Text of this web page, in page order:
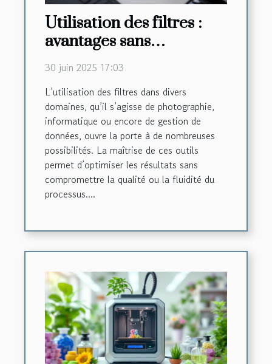
Utilisation des filtres :
avantages sans
surcharger
30 juin 2025 17:03
L’utilisation des filtres dans divers
domaines, qu’il s’agisse de photographie,
informatique ou encore de gestion de
données, ouvre la porte à de nombreuses
possibilités. La maîtrise de ces outils
permet d’optimiser les résultats sans
compromettre la qualité ou la fluidité du
processus....